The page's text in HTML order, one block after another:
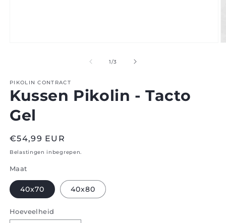
1/van
3
PIKOLIN CONTRACT
Kussen Pikolin - Tacto
Gel
Normale
prijs
€54,99 EUR
Belastingen inbegrepen.
Maat
40x70 40x80
Hoeveelheid